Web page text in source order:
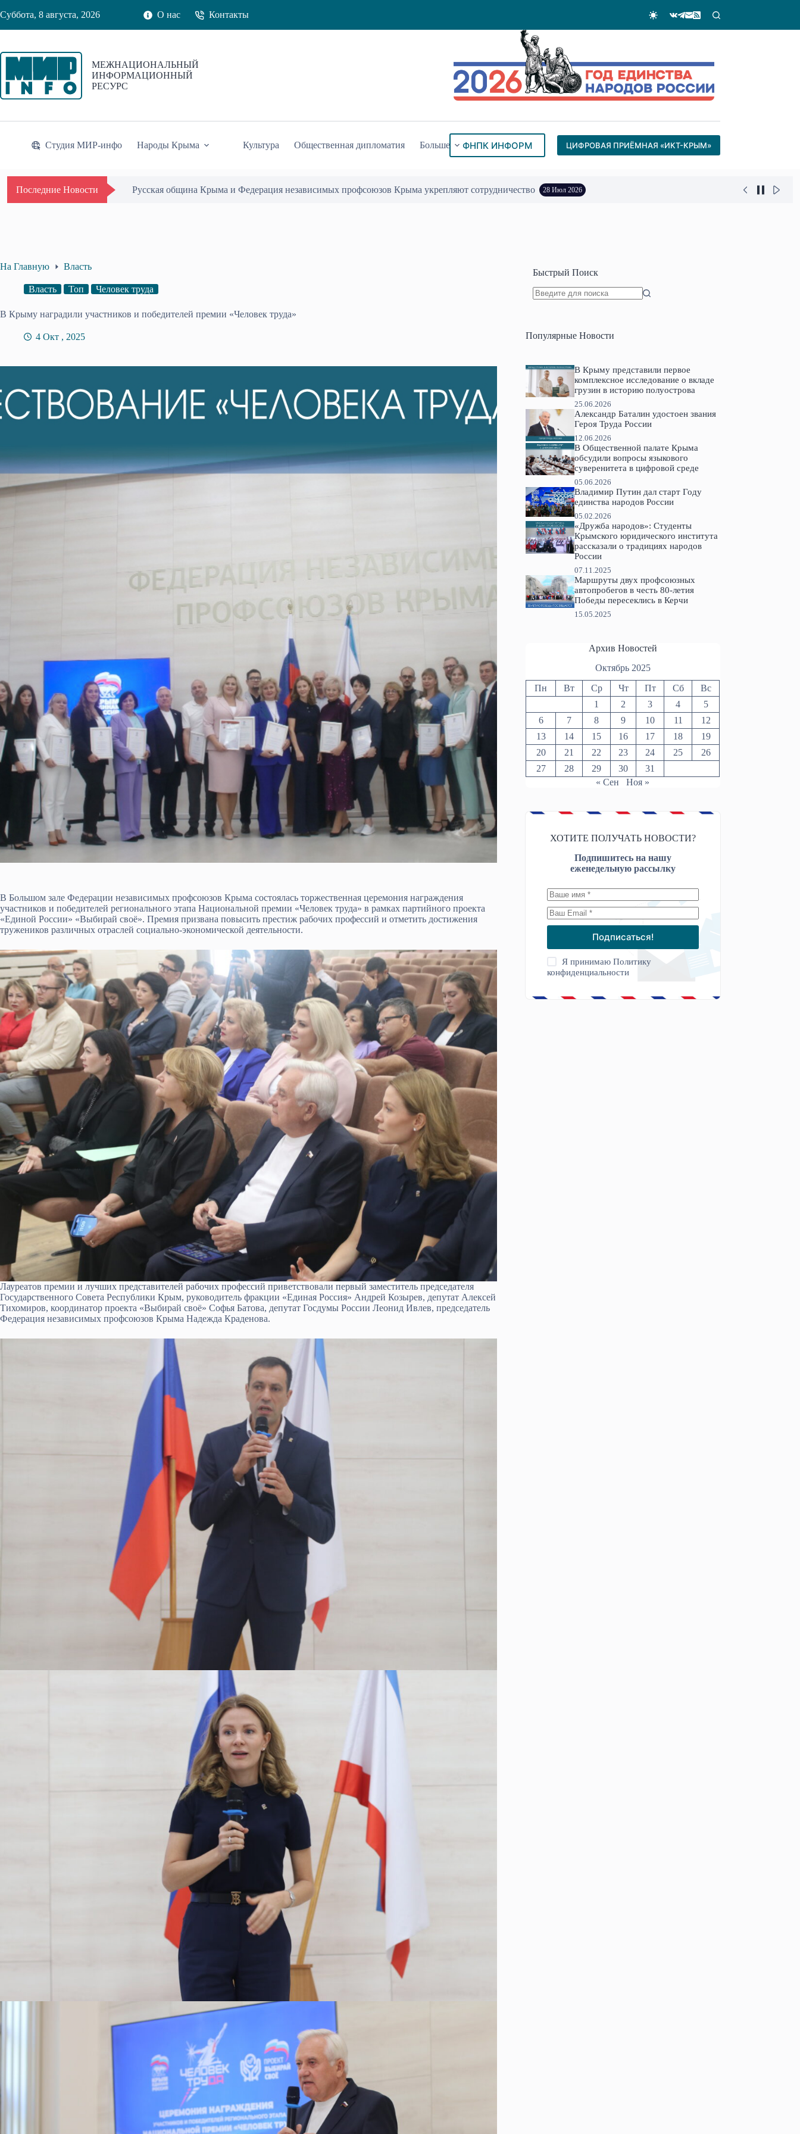
к
Суббота, 8 августа, 2026 О нас Контакты
МЕЖНАЦИОНАЛЬНЫЙ
ИНФОРМАЦИОННЫЙ
РЕСУРС
Студия МИР-инфо Народы Крыма Культура Общественная дипломатия Больше ФНПК ИНФОРМ ЦИФРОВАЯ ПРИЁМНАЯ «ИКТ-КРЫМ»
Последние Новости Одиссей Пипия удостоен Почётного знака «За гражданское служение» 17 Июл 2026
На Главную Власть
Власть Топ Человек труда
В Крыму наградили участников и победителей премии «Человек труда»
4 Окт , 2025
В Большом зале Федерации независимых профсоюзов Крыма состоялась торжественная церемония награждения
участников и победителей регионального этапа Национальной премии «Человек труда» в рамках партийного проекта
«Единой России» «Выбирай своё». Премия призвана повысить престиж рабочих профессий и отметить достижения
тружеников различных отраслей социально-экономической деятельности.
Лауреатов премии и лучших представителей рабочих профессий приветствовали первый заместитель председателя
Государственного Совета Республики Крым, руководитель фракции «Единая Россия» Андрей Козырев, депутат Алексей
Тихомиров, координатор проекта «Выбирай своё» Софья Батова, депутат Госдумы России Леонид Ивлев, председатель
Федерация независимых профсоюзов Крыма Надежда Краденова.
Быстрый Поиск
Популярные Новости
В Крыму представили первое
комплексное исследование о вкладе
грузин в историю полуострова
25.06.2026
Александр Баталин удостоен звания
Героя Труда России
12.06.2026
В Общественной палате Крыма
обсудили вопросы языкового
суверенитета в цифровой среде
05.06.2026
Владимир Путин дал старт Году
единства народов России
05.02.2026
«Дружба народов»: Студенты
Крымского юридического института
рассказали о традициях народов
России
07.11.2025
Маршруты двух профсоюзных
автопробегов в честь 80-летия
Победы пересеклись в Керчи
15.05.2025
Архив Новостей
Октябрь 2025
Пн Вт Ср Чт Пт Сб
Вс
1
2 3 4
5
6
7 8 9 10 11
12
13
14 15 16 17 18
19
20
21 22 23 24 25
26
27
28 29 30
31
« Сен
Ноя »
ХОТИТЕ ПОЛУЧАТЬ НОВОСТИ?
Подпишитесь на нашу
еженедельную рассылку
Подписаться!
Я принимаюПолитику
конфиденциальности